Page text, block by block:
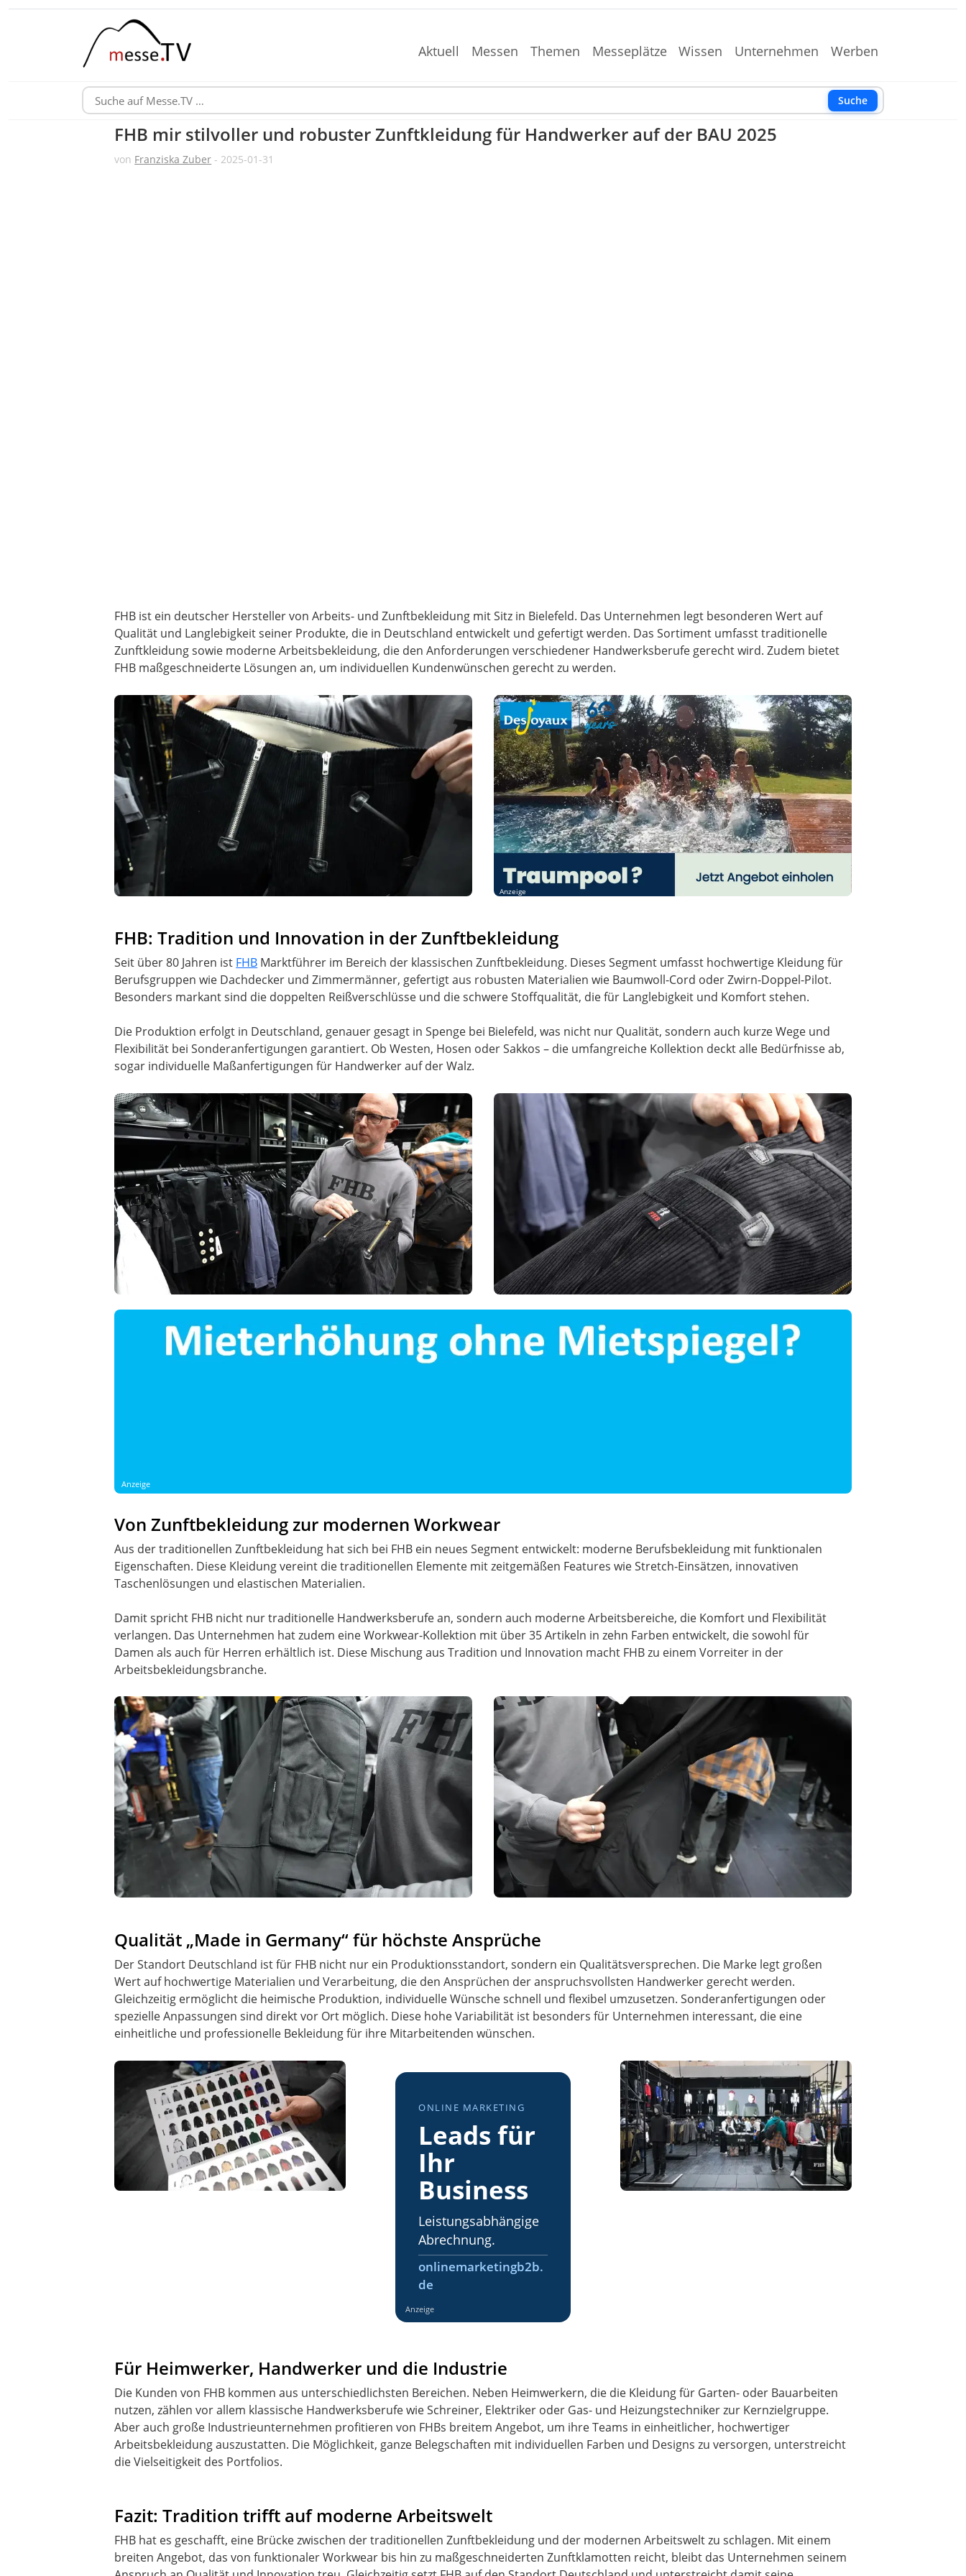
Aktuell Messen Themen Messeplätze Wissen Unternehmen Werben
Suche
FHB mir stilvoller und robuster Zunftkleidung für Handwerker auf der BAU 2025
von Franziska Zuber - 2025-01-31
FHB ist ein deutscher Hersteller von Arbeits- und Zunftbekleidung mit Sitz in Bielefeld. Das Unternehmen legt besonderen Wert auf
Qualität und Langlebigkeit seiner Produkte, die in Deutschland entwickelt und gefertigt werden. Das Sortiment umfasst traditionelle
Zunftkleidung sowie moderne Arbeitsbekleidung, die den Anforderungen verschiedener Handwerksberufe gerecht wird. Zudem bietet
FHB maßgeschneiderte Lösungen an, um individuellen Kundenwünschen gerecht zu werden.
Anzeige
FHB: Tradition und Innovation in der Zunftbekleidung
Seit über 80 Jahren ist FHB Marktführer im Bereich der klassischen Zunftbekleidung. Dieses Segment umfasst hochwertige Kleidung für
Berufsgruppen wie Dachdecker und Zimmermänner, gefertigt aus robusten Materialien wie Baumwoll-Cord oder Zwirn-Doppel-Pilot.
Besonders markant sind die doppelten Reißverschlüsse und die schwere Stoffqualität, die für Langlebigkeit und Komfort stehen.
Die Produktion erfolgt in Deutschland, genauer gesagt in Spenge bei Bielefeld, was nicht nur Qualität, sondern auch kurze Wege und
Flexibilität bei Sonderanfertigungen garantiert. Ob Westen, Hosen oder Sakkos – die umfangreiche Kollektion deckt alle Bedürfnisse ab,
sogar individuelle Maßanfertigungen für Handwerker auf der Walz.
Anzeige
Von Zunftbekleidung zur modernen Workwear
Aus der traditionellen Zunftbekleidung hat sich bei FHB ein neues Segment entwickelt: moderne Berufsbekleidung mit funktionalen
Eigenschaften. Diese Kleidung vereint die traditionellen Elemente mit zeitgemäßen Features wie Stretch-Einsätzen, innovativen
Taschenlösungen und elastischen Materialien.
Damit spricht FHB nicht nur traditionelle Handwerksberufe an, sondern auch moderne Arbeitsbereiche, die Komfort und Flexibilität
verlangen. Das Unternehmen hat zudem eine Workwear-Kollektion mit über 35 Artikeln in zehn Farben entwickelt, die sowohl für
Damen als auch für Herren erhältlich ist. Diese Mischung aus Tradition und Innovation macht FHB zu einem Vorreiter in der
Arbeitsbekleidungsbranche.
Qualität „Made in Germany“ für höchste Ansprüche
Der Standort Deutschland ist für FHB nicht nur ein Produktionsstandort, sondern ein Qualitätsversprechen. Die Marke legt großen
Wert auf hochwertige Materialien und Verarbeitung, die den Ansprüchen der anspruchsvollsten Handwerker gerecht werden.
Gleichzeitig ermöglicht die heimische Produktion, individuelle Wünsche schnell und flexibel umzusetzen. Sonderanfertigungen oder
spezielle Anpassungen sind direkt vor Ort möglich. Diese hohe Variabilität ist besonders für Unternehmen interessant, die eine
einheitliche und professionelle Bekleidung für ihre Mitarbeitenden wünschen.
ONLINE MARKETING
Leads für
Ihr
Business
Leistungsabhängige
Abrechnung.
onlinemarketingb2b.
de
Anzeige
Für Heimwerker, Handwerker und die Industrie
Die Kunden von FHB kommen aus unterschiedlichsten Bereichen. Neben Heimwerkern, die die Kleidung für Garten- oder Bauarbeiten
nutzen, zählen vor allem klassische Handwerksberufe wie Schreiner, Elektriker oder Gas- und Heizungstechniker zur Kernzielgruppe.
Aber auch große Industrieunternehmen profitieren von FHBs breitem Angebot, um ihre Teams in einheitlicher, hochwertiger
Arbeitsbekleidung auszustatten. Die Möglichkeit, ganze Belegschaften mit individuellen Farben und Designs zu versorgen, unterstreicht
die Vielseitigkeit des Portfolios.
Fazit: Tradition trifft auf moderne Arbeitswelt
FHB hat es geschafft, eine Brücke zwischen der traditionellen Zunftbekleidung und der modernen Arbeitswelt zu schlagen. Mit einem
breiten Angebot, das von funktionaler Workwear bis hin zu maßgeschneiderten Zunftklamotten reicht, bleibt das Unternehmen seinem